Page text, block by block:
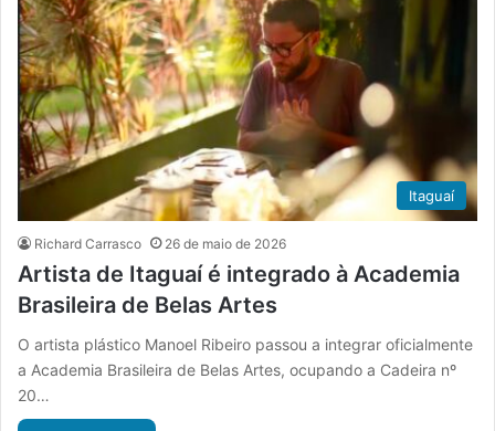
Itaguaí
Richard Carrasco 26 de maio de 2026
Artista de Itaguaí é integrado à Academia
Brasileira de Belas Artes
O artista plástico Manoel Ribeiro passou a integrar oficialmente
a Academia Brasileira de Belas Artes, ocupando a Cadeira nº
20…